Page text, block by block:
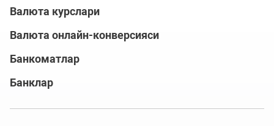
Валюта курслари
Валюта онлайн-конверсияси
Банкоматлар
Банклар